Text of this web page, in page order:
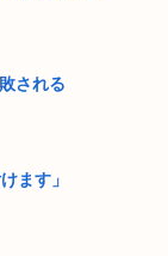
される
ます」